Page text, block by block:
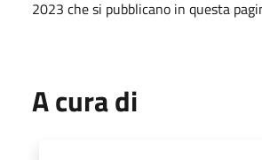
2023 che si pubblicano in questa
A cura di